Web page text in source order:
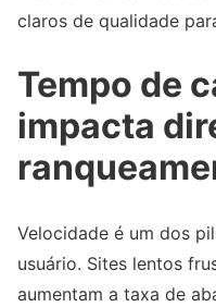
claros de qualidade
Tempo de
impacta
Velocidade é um dos
usuário. Sites lentos
aumentam a taxa de